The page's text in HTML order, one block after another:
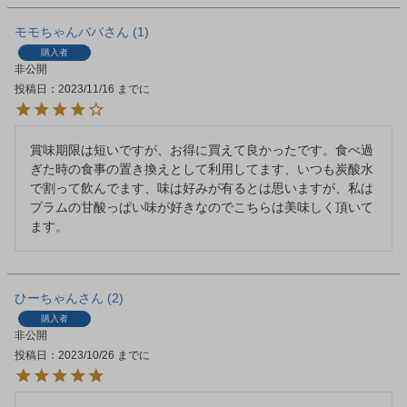
モモちゃんババ 1
購入者
非公開
投稿日
2023/11/16
賞味期限は短いですが、お得に買えて良かったです。食べ過
ぎた時の食事の置き換えとして利用してます、いつも炭酸水
で割って飲んでます、味は好みが有るとは思いますが、私は
プラムの甘酸っぱい味が好きなのでこちらは美味しく頂いて
ます。
ひーちゃん 2
購入者
非公開
投稿日
2023/10/26